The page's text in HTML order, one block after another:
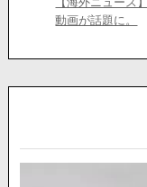
動画が話題に。